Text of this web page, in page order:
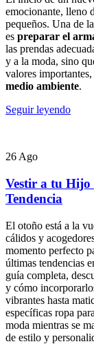
emocionante, lleno
pequeños. Una de
es preparar el
las prendas
y a la moda, sino
valores
medio ambiente.
Seguir leyendo
26 Ago
Vestir a tu Hijo
Tendencia
El otoño está a la
cálidos y
momento perfecto
últimas tendencias
guía completa,
y cómo
vibrantes hasta
específicas ropa
moda mientras se
de estilo y